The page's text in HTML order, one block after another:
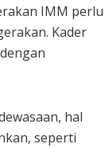
IMM perlu
Kader
hal
seperti